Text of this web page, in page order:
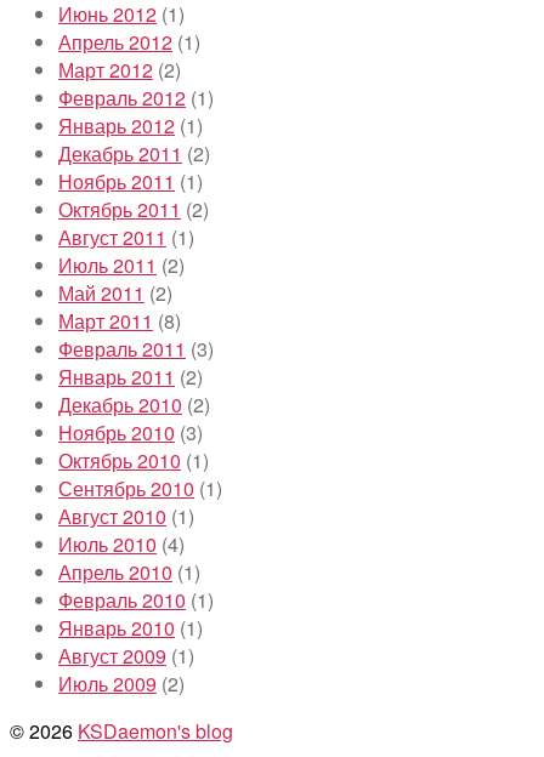
Июнь 2012 (1)
Апрель 2012 (1)
Март 2012 (2)
Февраль 2012 (1)
Январь 2012 (1)
Декабрь 2011 (2)
Ноябрь 2011 (1)
Октябрь 2011 (2)
Август 2011 (1)
Июль 2011 (2)
Май 2011 (2)
Март 2011 (8)
Февраль 2011 (3)
Январь 2011 (2)
Декабрь 2010 (2)
Ноябрь 2010 (3)
Октябрь 2010 (1)
Сентябрь 2010 (1)
Август 2010 (1)
Июль 2010 (4)
Апрель 2010 (1)
Февраль 2010 (1)
Январь 2010 (1)
Август 2009 (1)
Июль 2009 (2)
© 2026 KSDaemon's blog